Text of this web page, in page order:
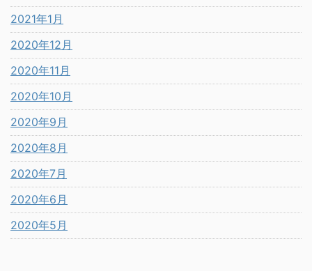
2021年1月
2020年12月
2020年11月
2020年10月
2020年9月
2020年8月
2020年7月
2020年6月
2020年5月